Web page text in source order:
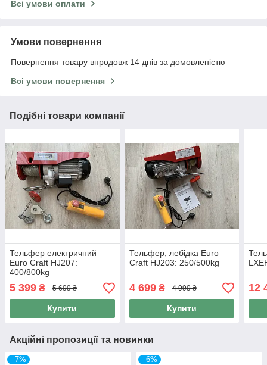
Всі умови оплати
Умови повернення
Повернення товару впродовж 14 днів за домовленістю
Всі умови повернення
Подібні товари компанії
Тельфер електричний
Euro Craft HJ207:
400/800kg
5 399 ₴ 5 699 ₴
Купити
Тельфер, лебідка Euro
Craft HJ203: 250/500kg
4 699₴ 4 999 ₴
Купити
12
Акційні пропозиції та новинки
–7% –6%